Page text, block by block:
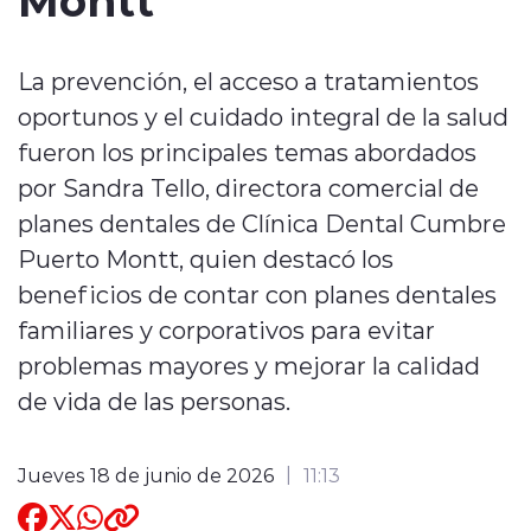
modo claro
La prevención, el acceso a tratamientos
oportunos y el cuidado integral de la salud
fueron los principales temas abordados
por Sandra Tello, directora comercial de
planes dentales de Clínica Dental Cumbre
Puerto Montt, quien destacó los
beneficios de contar con planes dentales
familiares y corporativos para evitar
problemas mayores y mejorar la calidad
de vida de las personas.
Jueves 18 de junio de 2026 11:13